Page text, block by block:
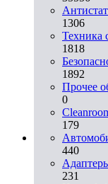
1306
Техника
1818
1892
Прочее
0
179
440
231